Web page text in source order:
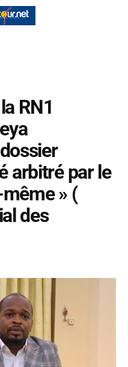
RN1
arbitré par le
même » (
des